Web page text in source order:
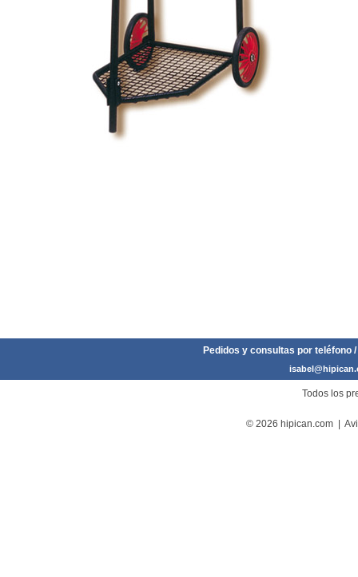
Pedidos y consultas por teléfono
Todos los
© 2026 hipican.com |